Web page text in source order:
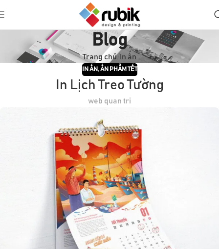
Blog
Trang chủ In ấn
IN ẤN,ẤN PHẨM TẾT
In Lịch Treo Tường
web quan tri